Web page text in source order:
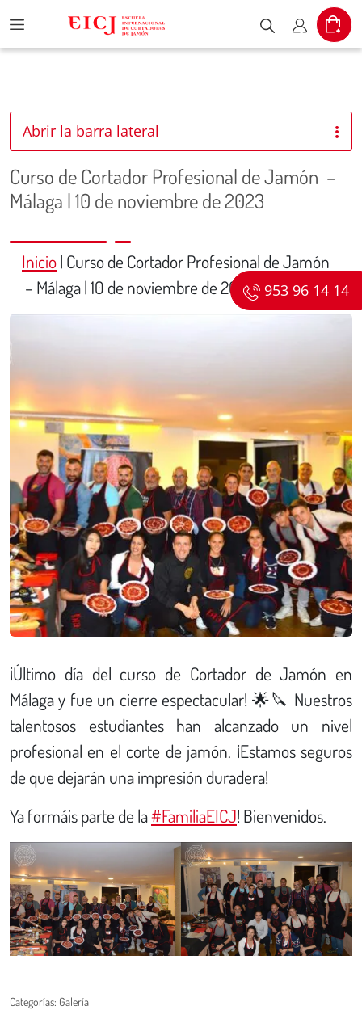
Menu
Escribe el
Mi
Cart
953 96 14 14
Curso de Cortador Profesional de Jamón –
Málaga | 10 de noviembre de 2023
Inicio| Curso de Cortador Profesional de Jamón
– Málaga | 10 de noviembre de 2023
¡Último día del curso de Cortador de Jamón en
Málaga y fue un cierre espectacular! 🌟🔪 Nuestros
talentosos estudiantes han alcanzado un nivel
profesional en el corte de jamón. ¡Estamos seguros
de que dejarán una impresión duradera!
Ya formáis parte de la#FamiliaEICJ! Bienvenidos.
Categorías: Galería
Abrir la barra lateral